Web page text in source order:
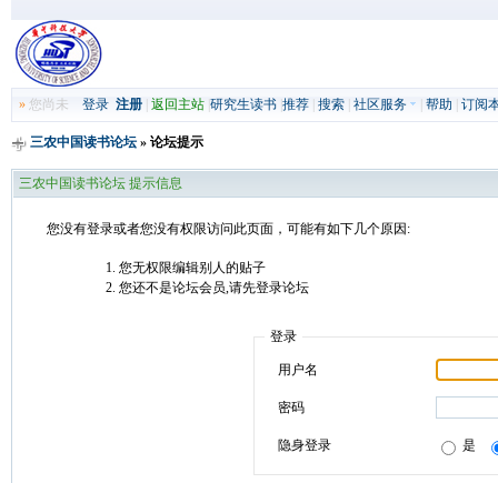
»您尚未 登录 注册| 返回主站| 研究生读书| 推荐| 搜索| 社区服务 帮助 订阅
三农中国读书论坛» 论坛提示
三农中国读书论坛 提示信息
您没有登录或者您没有权限访问此页面，可能有如下几个原因:
您无权限编辑别人的贴子
您还不是论坛会员,请先登录论坛
登录
用户名
密码
隐身登录 是